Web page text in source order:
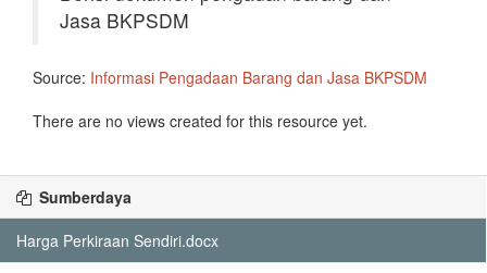
Jasa BKPSDM
Source: Informasi Pengadaan Barang dan Jasa BKPSDM
There are no views created for this resource yet.
Sumberdaya
Harga Perkiraan Sendiri.docx